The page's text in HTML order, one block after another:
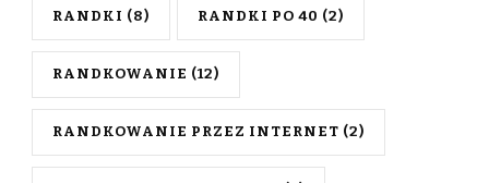
RANDKI (8) RANDKI PO 40 (2)
RANDKOWANIE (12)
RANDKOWANIE PRZEZ INTERNET (2)